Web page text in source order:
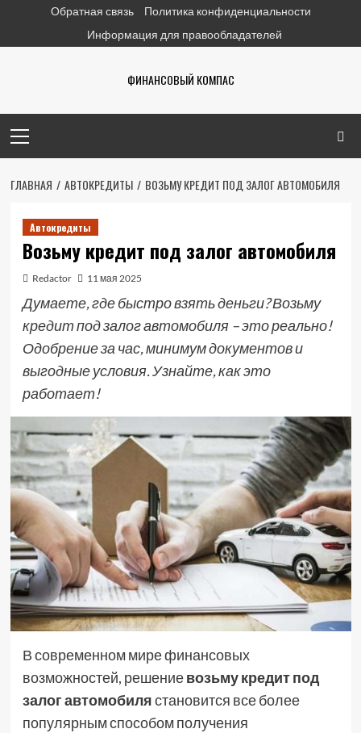
содержимому
Обратная связь
Политика конфиденциальности
Информация для правообладателей
ФИНАНСОВЫЙ КОМПАС
меню
ГЛАВНАЯ АВТОКРЕДИТЫ ВОЗЬМУ КРЕДИТ ПОД ЗАЛОГ АВТОМОБИЛЯ
Автокредиты
Возьму кредит под залог автомобиля
Redactor 11 мая 2025
Думаете, где быстро взять деньги? Возьму
кредит под залог автомобиля – это реально!
Одобрение за час, минимум документов и
выгодные условия. Узнайте, как это
работает!
В современном мире финансовых
возможностей, решениевозьму кредит под
залог автомобилястановится все более
популярным способом получения